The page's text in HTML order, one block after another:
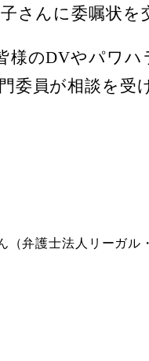
さんに委嘱状を
のDVやパワハ
委員が相談を受
弁護士法人リーガル